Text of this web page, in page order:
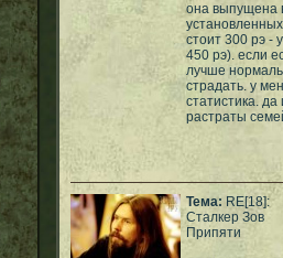
она выпущена
стоит 300 рэ -
450 рэ). если
лучше
страдать. у
статистика.
растраты
Тема: RE[18]:
Сталкер Зов
Припяти